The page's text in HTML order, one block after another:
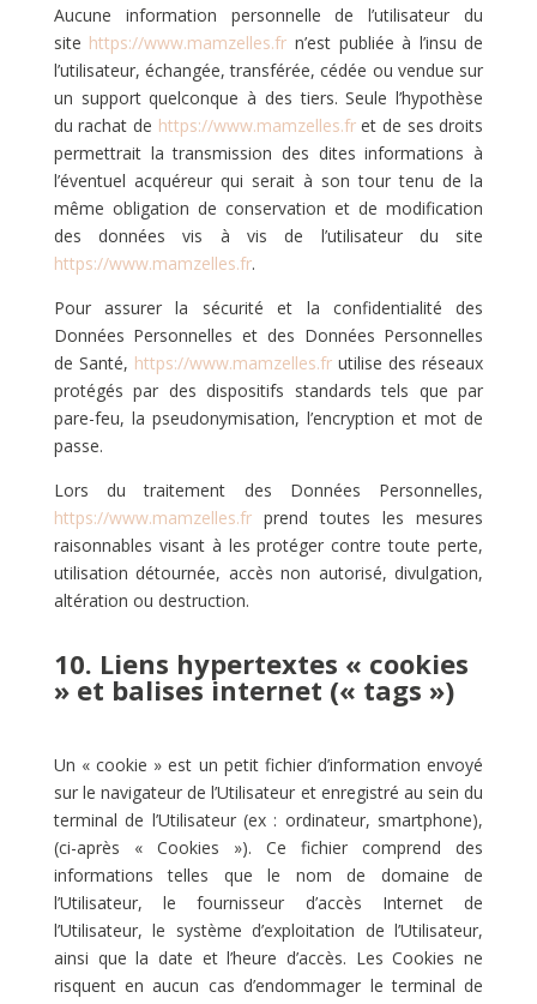
Aucune information personnelle de l’utilisateur du
site https://www.mamzelles.fr n’est publiée à l’insu de
l’utilisateur, échangée, transférée, cédée ou vendue sur
un support quelconque à des tiers. Seule l’hypothèse
du rachat de https://www.mamzelles.fr et de ses droits
permettrait la transmission des dites informations à
l’éventuel acquéreur qui serait à son tour tenu de la
même obligation de conservation et de modification
des données vis à vis de l’utilisateur du site
https://www.mamzelles.fr.
Pour assurer la sécurité et la confidentialité des
Données Personnelles et des Données Personnelles
de Santé, https://www.mamzelles.fr utilise des réseaux
protégés par des dispositifs standards tels que par
pare-feu, la pseudonymisation, l’encryption et mot de
passe.
Lors du traitement des Données Personnelles,
https://www.mamzelles.fr prend toutes les mesures
raisonnables visant à les protéger contre toute perte,
utilisation détournée, accès non autorisé, divulgation,
altération ou destruction.
10. Liens hypertextes « cookies
» et balises internet (« tags »)
Un « cookie » est un petit fichier d’information envoyé
sur le navigateur de l’Utilisateur et enregistré au sein du
terminal de l’Utilisateur (ex : ordinateur, smartphone),
(ci-après « Cookies »). Ce fichier comprend des
informations telles que le nom de domaine de
l’Utilisateur, le fournisseur d’accès Internet de
l’Utilisateur, le système d’exploitation de l’Utilisateur,
ainsi que la date et l’heure d’accès. Les Cookies ne
risquent en aucun cas d’endommager le terminal de